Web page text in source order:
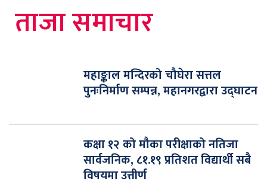
ताजा समाचार
महाङ्काल मन्दिरको चौघेरा सत्तल
पुनःनिर्माण सम्पन्न, महानगरद्वारा उद्घाटन
कक्षा १२ को मौका परीक्षाको नतिजा
सार्वजनिक, ८१.१९ प्रतिशत विद्यार्थी सबै
विषयमा उत्तीर्ण